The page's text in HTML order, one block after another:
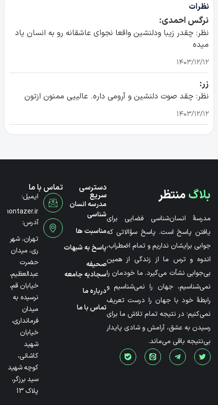
نظرات
نرگس احمدی:
نظر: چقدر زیبا ودلنشین واقعا نجوای عاشقانه رو به انسان یاد
میده
۱۴۰۳/۱۲/۱۲
زر:
نظر: چقد صوت دلنشین و آرومی داره. عالییی ممنون ازتون
۱۴۰۳/۱۲/۱۲
بلاگمنتظر
مدرسۀ انسان‌شناسی فضایی برای
یافتن پاسخ است. پاسخ سؤالاتی که
جوابی برایشان نداریم و تمام اضطراب،
اندوه و ترس ما از زندگی از همین
بی‌جوابی نشأت می‌گیرد. ما خودمان را
نمی‌شناسیم، جهان را نمی‌شناسیم و
رابطۀ خود با جهان را درست تعریف
نمی‌کنیم؛ در نتیجه تمام تلاش ما برای
رسیدن به عشق، آرامش و شادی پایدار
بی‌نتیجه باقی می‌ماند.
دسترسی
سریع
مدرسه انسان
شناسی
مناسبت ها
پاسخ به شبهات
صحیفه
سجادیه جامعه
درباره ما
تماس با ما
تماس با ما
ایمیل:
آدرس:
تهران، شهر
ری، میدان
حضرت
عبدالعظیم،
خیابان قم،
نرسیده به
میدان
فرمانداری،
خیابان
شهید
کاشانی،
کوچه شهید
سید برزگر،
پلاک 13